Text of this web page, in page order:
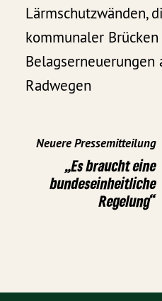
Lärmschutzwänden,
kommunaler
Belagserneuerungen
Radwegen
Neuere Pressemitteilung
„Es braucht eine
bundeseinheitliche
Regelung“